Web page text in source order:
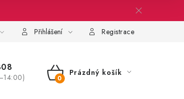
Kontakt
Přihlášení Registrace
NÁKUPNÍ
Prázdný košík